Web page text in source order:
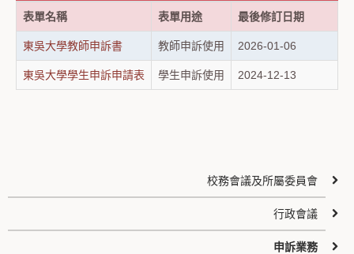
表單名稱 表單用途 最後修訂日期
東吳大學教師申訴書 教師申訴使用 2026-01-06
東吳大學學生申訴申請表 學生申訴使用 2024-12-13
校務會議及所屬委員會
行政會議
申訴業務